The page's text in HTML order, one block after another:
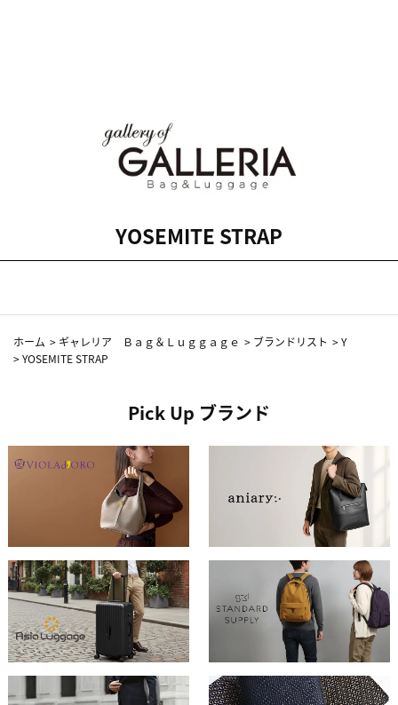
YOSEMITE STRAP
ホーム > ギャレリア Ｂａｇ＆Ｌｕｇｇａｇｅ > ブランドリスト >Y
>YOSEMITE STRAP
Pick Up ブランド